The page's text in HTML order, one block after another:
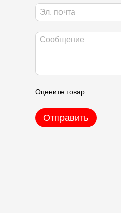
Оцените товар
Отправить